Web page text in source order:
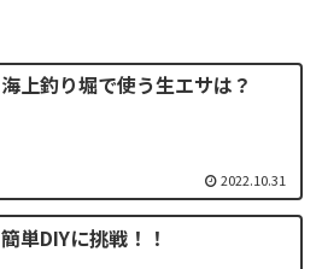
海上釣り堀で使う生エサは？
2022.10.31
簡単DIYに挑戦！！